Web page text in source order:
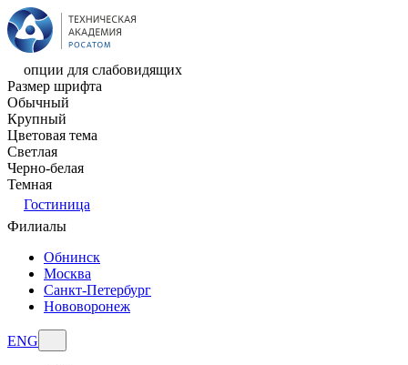
опции для слабовидящих
Размер шрифта
Обычный
Крупный
Цветовая тема
Светлая
Черно-белая
Темная
Гостиница
Филиалы
Обнинск
Москва
Санкт-Петербург
Нововоронеж
ENG